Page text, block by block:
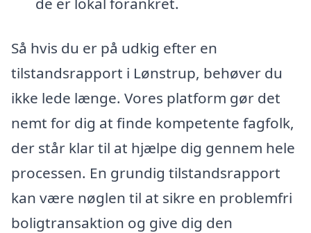
Så hvis du er på udkig efter en
tilstandsrapport i Lønstrup, behøver du
ikke lede længe. Vores platform gør det
nemt for dig at finde kompetente fagfolk,
der står klar til at hjælpe dig gennem hele
processen. En grundig tilstandsrapport
kan være nøglen til at sikre en problemfri
boligtransaktion og give dig den